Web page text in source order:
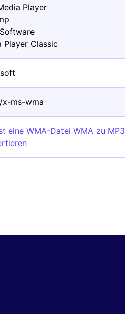
Player
Player Classic
x-ms-wma
eine WMA-Datei WMA zu MP3